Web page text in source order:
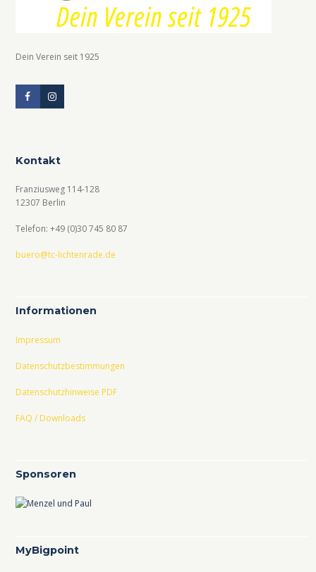
Dein Verein seit 1925
Kontakt
Franziusweg 114-128
12307 Berlin
Telefon: +49 (0)30 745 80 87
buero@tc-lichtenrade.de
Informationen
Impressum
Datenschutzbestimmungen
Datenschutzhinweise PDF
FAQ / Downloads
Sponsoren
MyBigpoint